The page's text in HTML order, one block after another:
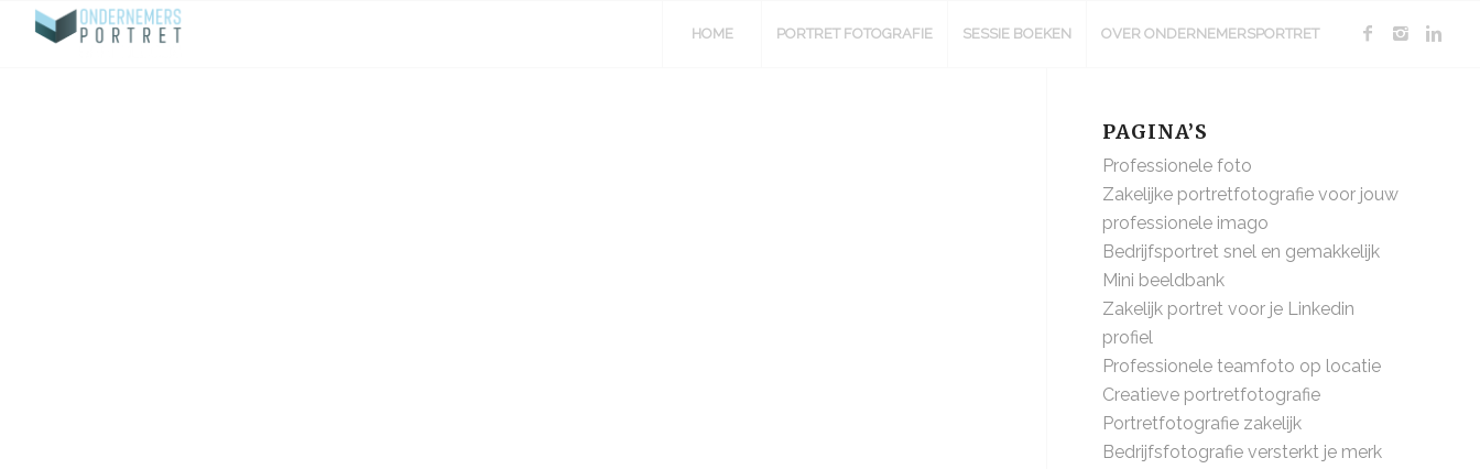
HOME PORTRET FOTOGRAFIE SESSIE BOEKEN OVER ONDERNEMERSPORTRET
PAGINA’S
Professionele foto
Zakelijke portretfotografie voor jouw
professionele imago
Bedrijfsportret snel en gemakkelijk
Mini beeldbank
Zakelijk portret voor je Linkedin
profiel
Professionele teamfoto op locatie
Creatieve portretfotografie
Portretfotografie zakelijk
Bedrijfsfotografie versterkt je merk